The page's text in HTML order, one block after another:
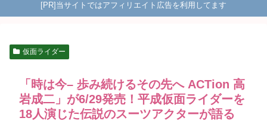
[PR]当サイトではアフィリエイト広告を利用してます
仮面ライダー
「時は今– 歩み続けるその先へ ACTion 高
岩成二」が6/29発売！平成仮面ライダーを
18人演じた伝説のスーツアクターが語る